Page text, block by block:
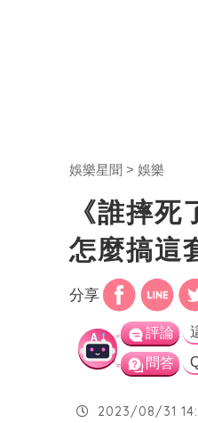
娛樂星聞 娛樂
《誰摔
怎麼搞這
分享
評論
問答
2023/08/31